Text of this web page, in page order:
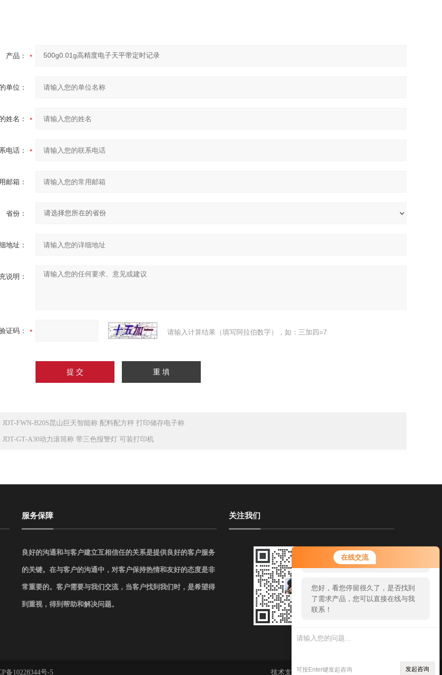
在线交流
您好！欢迎前来咨询，很高兴为您
服务，请问您要咨询什么问题呢？
您好，看您停留很久了，是否找到
了需求产品，您可以直接在线与我
联系！
可按Enter键发起咨询 发起咨询
产品：
单位：
姓名：
电话：
邮箱：
省份：
地址：
说明：
证码： 请输入计算结果（填写阿拉伯数字），如：三加四=7
JDT-FWN-B20S昆山巨天智能称 配料配方秤 打印储存电子称
JDT-GT-A30动力滚筒称 带三色报警灯 可装打印机
服务保障
良好的沟通和与客户建立互相信任的关系是提供良好的客户服务
的关键。在与客户的沟通中，对客户保持热情和友好的态度是非
常重要的。客户需要与我们交流，当客户找到我们时，是希望得
到重视，得到帮助和解决问题。
关注我们
技术支持：环保在线 sitemap.xml 管理登陆
备10228344号-5